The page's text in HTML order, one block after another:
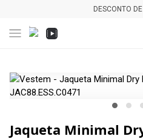
DESCONTO
Jaqueta Minimal